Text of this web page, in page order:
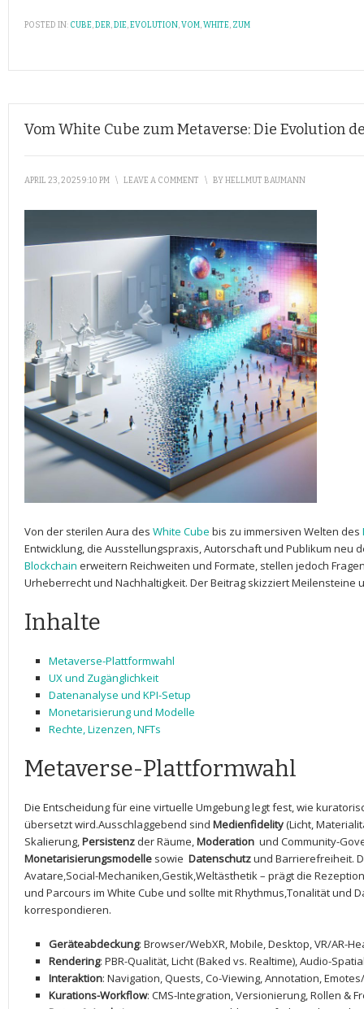
POSTED IN: CUBE,DER,DIE,EVOLUTION,VOM,WHITE, ZUM
Vom White Cube zum Metaverse: Die Evolution
APRIL 23, 2025 9:10 PM \ LEAVE A COMMENT \ BYHELLMUT BAUMANN
Von der sterilen Aura des White Cube bis zu immersiven‍ Welten des
Entwicklung, die Ausstellungspraxis, Autorschaft und Publikum neu
Blockchain erweitern Reichweiten und Formate, stellen jedoch
Urheberrecht und ⁢Nachhaltigkeit. ‍Der Beitrag skizziert Meilensteine
Inhalte
Metaverse-Plattformwahl
UX ⁤und Zugänglichkeit
Datenanalyse und KPI-Setup
Monetarisierung ⁣und Modelle
Rechte,⁣ Lizenzen, NFTs
Metaverse-Plattformwahl
Die Entscheidung für eine ​virtuelle Umgebung legt fest, wie
übersetzt wird.Ausschlaggebend sind Medienfidelity(Licht,​
Skalierung,Persistenz der Räume,Moderation und Community-
Monetarisierungsmodelle sowie ‌ Datenschutzund Barrierefreiheit.
Avatare,Social-Mechaniken,Gestik,Weltästhetik – prägt die
und Parcours im White Cube und sollte mit⁣ Rhythmus,Tonalität und
korrespondieren.
Geräteabdeckung: Browser/WebXR,​ Mobile, Desktop, VR/AR-
Rendering: PBR-Qualität, Licht (Baked vs.⁣ Realtime), Audio-
Interaktion: Navigation, Quests, Co-Viewing, Annotation,‌
Kurations-Workflow: CMS-Integration, ‌Versionierung, Rollen &